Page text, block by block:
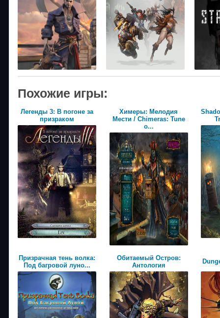
Похожие игры:
Легенды 3: В погоне за
призраком
Химеры: Мелодия
Мести / Chimeras: Tune
o...
Призрачная тень волка:
Под багровой луно...
Обитаемый Остров:
Антология